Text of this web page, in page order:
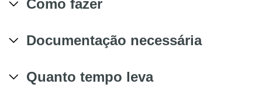
Como fazer
Documentação necessária
Quanto tempo leva